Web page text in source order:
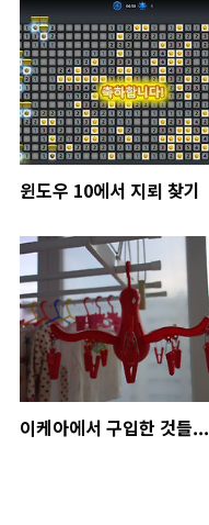
윈도우 10에서 지뢰 찾기
이케아에서 구입한 것들...